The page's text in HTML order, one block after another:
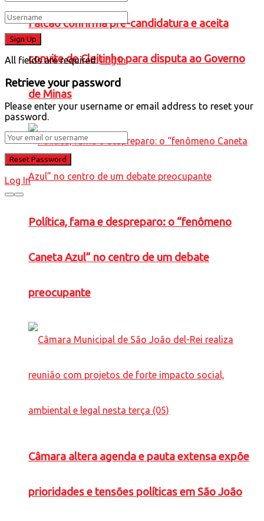
Falcão confirma pré-candidatura e aceita
convite de Cleitinho para disputa ao Governo
de Minas
Política, fama e despreparo: o “fenômeno
Caneta Azul” no centro de um debate
preocupante
Câmara altera agenda e pauta extensa expõe
prioridades e tensões políticas em São João
All fields are required. Log In
Retrieve your password
Please enter your username or email address to reset your
password.
Log In